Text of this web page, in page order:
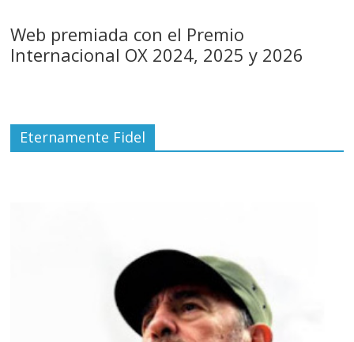
Web premiada con el Premio
Internacional OX 2024, 2025 y 2026
Eternamente Fidel